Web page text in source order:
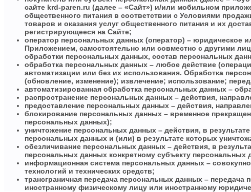
сайте krd-paren.ru (далее – «Сайт») и/или мобильном
общественного питания в соответствии с Условиями
товаров и оказания услуг общественного питания и их
регистрирующееся на Сайте;
оператор персональных данных (оператор) – юридическое
Приложением, самостоятельно или совместно с другими
обработки персональных данных, состав персональных
обработка персональных данных – любое действие
автоматизации или без их использования. Обработка
(обновление, изменение); извлечение; использование;
автоматизированная обработка персональных данных –
распространение персональных данных – действия,
предоставление персональных данных – действия,
блокирование персональных данных – временное
персональных данных);
уничтожение персональных данных – действия, в
персональных данных и (или) в результате которых
обезличивание персональных данных – действия, в
персональных данных конкретному субъекту персональных
информационная система персональных данных –
технологий и технических средств;
трансграничная передача персональных данных – передача
иностранному физическому лицу или иностранному